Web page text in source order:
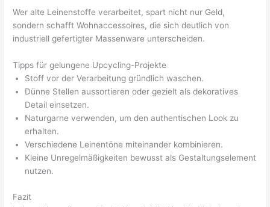
Wer alte Leinenstoffe verarbeitet, spart nicht nur Geld,
sondern schafft Wohnaccessoires, die sich deutlich von
industriell gefertigter Massenware unterscheiden.
Tipps für gelungene Upcycling-Projekte
Stoff vor der Verarbeitung gründlich waschen.
Dünne Stellen aussortieren oder gezielt als dekoratives
Detail einsetzen.
Naturgarne verwenden, um den authentischen Look zu
erhalten.
Verschiedene Leinentöne miteinander kombinieren.
Kleine Unregelmäßigkeiten bewusst als Gestaltungselement
nutzen.
Fazit